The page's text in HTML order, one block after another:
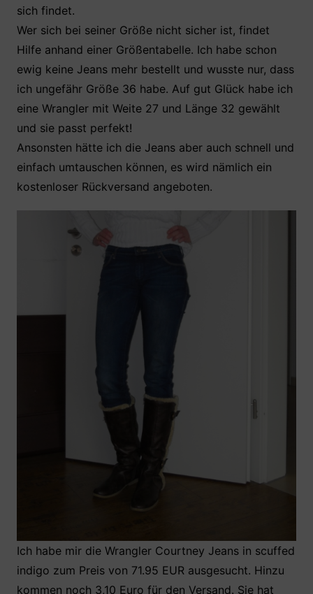
sich findet.
Wer sich bei seiner Größe nicht sicher ist, findet
Hilfe anhand einer Größentabelle. Ich habe schon
ewig keine Jeans mehr bestellt und wusste nur, dass
ich ungefähr Größe 36 habe. Auf gut Glück habe ich
eine Wrangler mit Weite 27 und Länge 32 gewählt
und sie passt perfekt!
Ansonsten hätte ich die Jeans aber auch schnell und
einfach umtauschen können, es wird nämlich ein
kostenloser Rückversand angeboten.
Ich habe mir die Wrangler Courtney Jeans in scuffed
indigo zum Preis von 71.95 EUR ausgesucht. Hinzu
kommen noch 3,10 Euro für den Versand. Sie hat